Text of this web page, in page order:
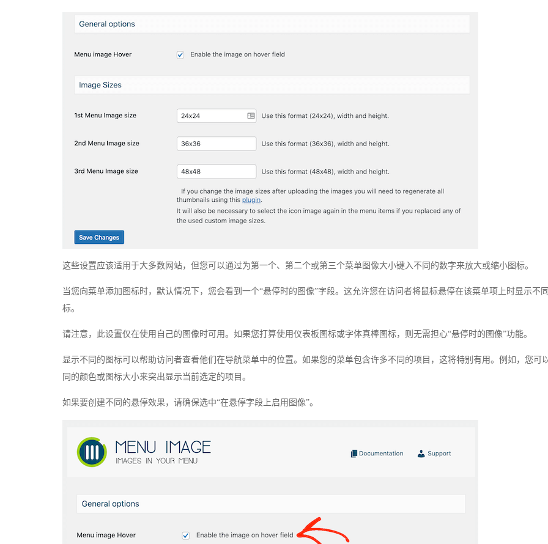
这些设置应该适用于大多数网站，但您可以通过为第一个、第二个或第三个菜单图像大小键入不同的数字来放大或缩小图标。
当您向菜单添加图标时，默认情况下，您会看到一个“悬停时的图像”字段。这允许您在访问者将鼠标悬停在该菜单项上时显示不
标。
请注意，此设置仅在使用自己的图像时可用。如果您打算使用仪表板图标或字体真棒图标，则无需担心“悬停时的图像”功能。
显示不同的图标可以帮助访问者查看他们在导航菜单中的位置。如果您的菜单包含许多不同的项目，这将特别有用。例如，您可
同的颜色或图标大小来突出显示当前选定的项目。
如果要创建不同的悬停效果，请确保选中“在悬停字段上启用图像”。